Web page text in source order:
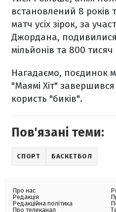
встановлений 8 років
матч усіх зірок, за
Джордана, подивилися
мільйонів та 800 тисяч
Нагадаємо, поєдинок
"Маямі Хіт"
користь "биків".
Пов'язані теми:
СПОРТ БАСКЕТБОЛ
Про нас
Редакція
Редакційна політика
Про телеканал